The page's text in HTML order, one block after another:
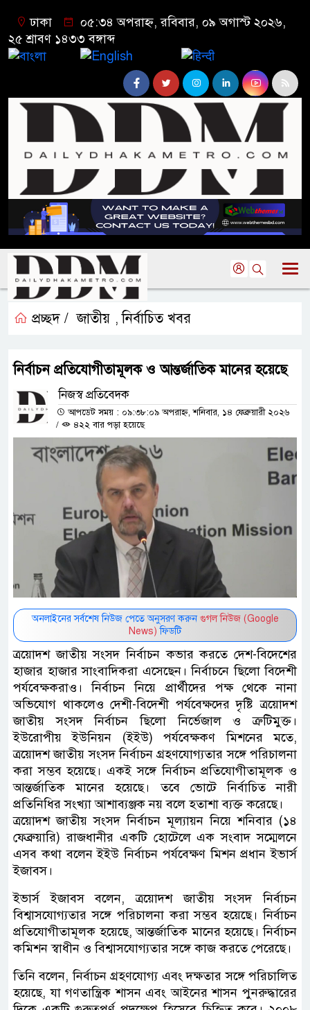
ঢাকা
০৫:৩৪ অপরাহ্ন, রবিবার, ০৯ অগাস্ট ২০২৬,
২৫ শ্রাবণ ১৪৩৩ বঙ্গাব্দ
প্রচ্ছদ / জাতীয় ,নির্বাচিত খবর
নির্বাচন প্রতি‌যোগীতামূলক ও আন্তর্জা‌তিক মানের হয়েছে
নিজস্ব প্রতিবেদক
আপডেট সময় : ০৯:৩৮:০৯ অপরাহ্ন, শনিবার, ১৪ ফেব্রুয়ারী ২০২৬
/
৪২২ বার পড়া হয়েছে
অনলাইনের সর্বশেষ নিউজ পেতে অনুসরণ করুন গুগল নিউজ (Google
News) ফিডটি
ত্রয়োদশ জাতীয় সংসদ নির্বাচন কভার করতে দেশ-বিদেশের
হাজার হাজার সাংবাদিকরা এসেছেন। নির্বাচনে ছিলো বিদেশী
পর্যবেক্ষকরাও। নির্বাচন নিয়ে প্রার্থীদের পক্ষ থেকে নানা
অভিযোগ থাকলেও দেশী-বিদেশী পর্যবেক্ষদের দৃষ্টি ত্রয়োদশ
জাতীয় সংসদ নির্বাচন ছিলো নির্ভেজাল ও ত্রুটিমুক্ত।
ইউরোপীয় ইউনিয়ন (ইইউ) পর্যবেক্ষকণ মিশনের মতে,
ত্রয়োদশ জাতীয় সংসদ নির্বাচন গ্রহণ‌যোগ‌্যতার স‌ঙ্গে প‌রিচালনা
করা সম্ভব হ‌য়ে‌ছে। একই স‌ঙ্গে নির্বাচন প্রতি‌যোগীতামূলক ও
আন্তর্জা‌তিক মানের হয়েছে। তবে ভোটে নির্বাচিত নারী
প্রতিনিধির সংখ্যা আশাব্যঞ্জক নয় বলে হতাশা ব‌্যক্ত ক‌রে‌ছে।
ত্রয়োদশ জাতীয় সংসদ নির্বাচন মূল‌্যায়ন‌ নি‌য়ে শ‌নিবার (১৪
ফেব্রুয়া‌রি) রাজধানীর এক‌টি হো‌টে‌লে এ‌ক সংবাদ স‌ম্মেল‌নে
এসব কথা ব‌লেন ইইউ নির্বাচন পর্যবেক্ষণ মিশন প্রধান ইভার্স
ইজাবস।
ইভার্স ইজাবস ব‌লেন, ত্রয়োদশ জাতীয় সংসদ নির্বাচন
বিশ্বাস‌যোগ‌্যতার স‌ঙ্গে প‌রিচালনা করা সম্ভব হ‌য়ে‌ছে। নির্বাচন
প্রতি‌যোগীতামূলক হ‌য়ে‌ছে, আন্তর্জাতিক মা‌নের হ‌য়ে‌ছে। নির্বাচন
ক‌মিশন স্বাধীন ও বিশ্বাসযোগ‌্যতার স‌ঙ্গে কাজ কর‌তে পে‌রে‌ছে।
তি‌নি ব‌লেন, নির্বাচন গ্রহণযোগ্য এবং দক্ষতার সঙ্গে পরিচালিত
হয়েছে, যা গণতান্ত্রিক শাসন এবং আইনের শাসন পুনরুদ্ধারের